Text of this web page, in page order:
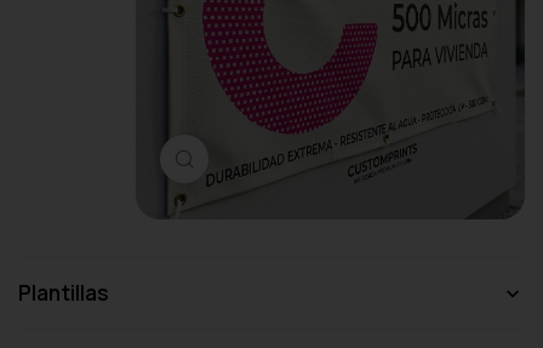
Haga clic para ampliar
Plantillas